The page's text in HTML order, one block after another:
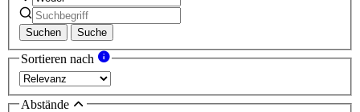
Suchen Suche
Sortieren nach
Abstände